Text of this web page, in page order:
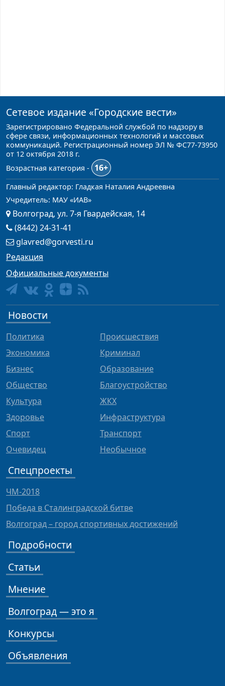
Сетевое издание «Городские вести»
Зарегистрировано Федеральной службой по надзору в
сфере связи, информационных технологий и массовых
коммуникаций. Регистрационный номер ЭЛ № ФС77-73950
от 12 октября 2018 г.
Возрастная категория -
16+
Главный редактор: Гладкая Наталия Андреевна
Учредитель: МАУ «ИАВ»
Волгоград, ул. 7-я Гвардейская, 14
(8442) 24-31-41
glavred@gorvesti.ru
Редакция
Официальные документы
Новости
Политика
Экономика
Бизнес
Общество
Культура
Здоровье
Спорт
Очевидец
Происшествия
Криминал
Образование
Благоустройство
ЖКХ
Инфраструктура
Транспорт
Необычное
Спецпроекты
ЧМ-2018
Победа в Сталинградской битве
Волгоград – город спортивных достижений
Подробности
Статьи
Мнение
Волгоград — это я
Конкурсы
Объявления